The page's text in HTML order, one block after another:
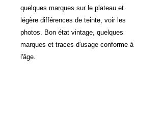
quelques marques sur le plateau et
légère différences de teinte, voir les
photos. Bon état vintage, quelques
marques et traces d'usage conforme à
l'âge.